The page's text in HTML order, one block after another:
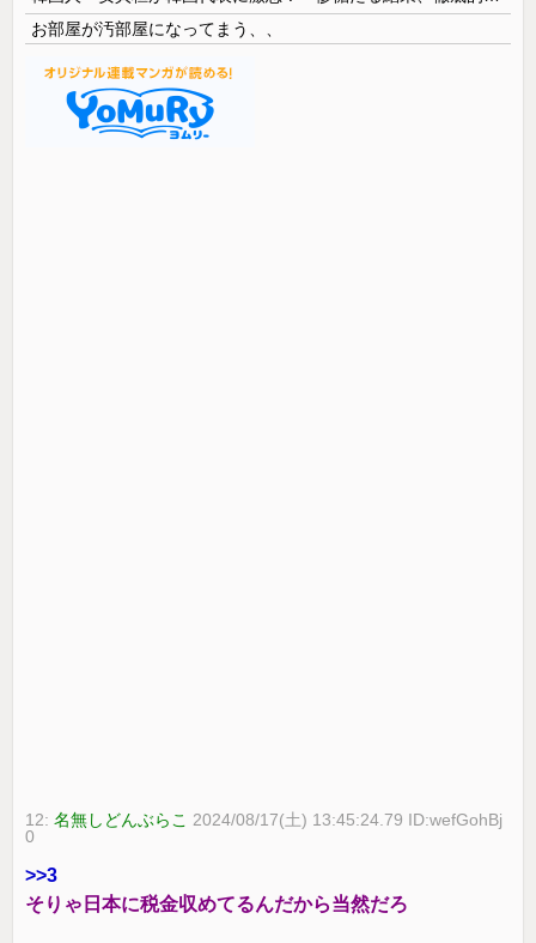
お部屋が汚部屋になってまう、、
12:名無しどんぶらこ 2024/08/17(土) 13:45:24.79 ID:wefGohBj
0
>>3
そりゃ日本に税金収めてるんだから当然だろ